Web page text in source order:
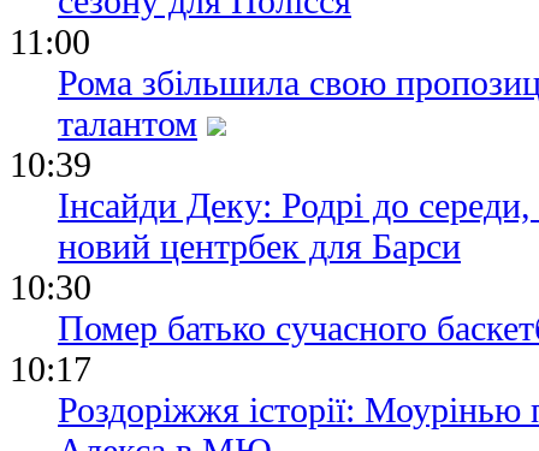
11:00
Рома збільшила свою
талантом
10:39
Інсайди Деку: Родрі до
новий центрбек для Барси
10:30
Помер батько сучасного
10:17
Роздоріжжя історії: Моурінью